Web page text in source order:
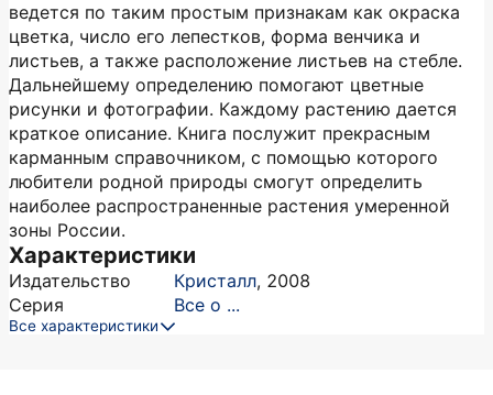
ведется по таким простым признакам как окраска
цветка, число его лепестков, форма венчика и
листьев, а также расположение листьев на стебле.
Дальнейшему определению помогают цветные
рисунки и фотографии. Каждому растению дается
краткое описание. Книга послужит прекрасным
карманным справочником, с помощью которого
любители родной природы смогут определить
наиболее распространенные растения умеренной
зоны России.
Характеристики
Издательство Кристалл, 2008
Серия
Все о ...
Все характеристики